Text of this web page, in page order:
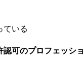
ている
認可のプロフェッシ